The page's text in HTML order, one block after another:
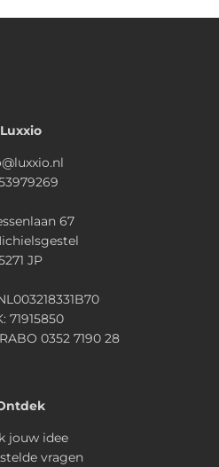
Luxxio
67
JP
71915850
0352 7190 28
jouw idee
vragen